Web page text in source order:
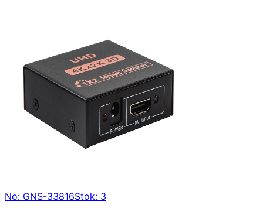
No: GNS-33816Stok: 3